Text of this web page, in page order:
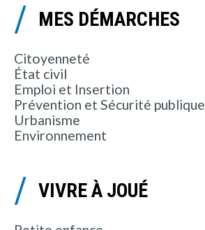
MES DÉMARCHES
Citoyenneté
État civil
Emploi et Insertion
Prévention et Sécurité publique
Urbanisme
Environnement
VIVRE À JOUÉ